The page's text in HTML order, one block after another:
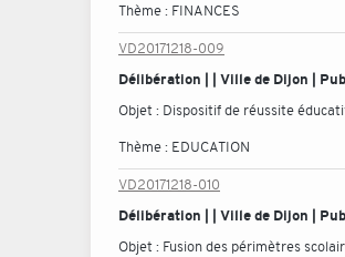
Thème : FINANCES
VD20171218-009
Délibération | | Ville de Dijon |
Objet : Dispositif de réussite
Thème : EDUCATION
VD20171218-010
Délibération | | Ville de Dijon |
Objet : Fusion des périmètres